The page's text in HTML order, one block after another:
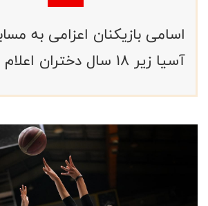
اسامی بازیکنان اعزامی به
آسیا زیر ۱۸ سال دختران اعلام شد.